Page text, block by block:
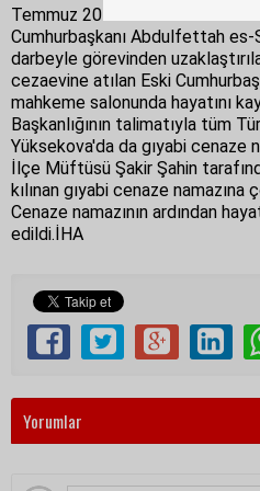
Temmuz 2013'te dönemin
Cumhurbaşkanı Abdulfettah es-
darbeyle görevinden
cezaevine atılan Eski
mahkeme salonunda hayatını
Başkanlığının talimatıyla tüm
Yüksekova'da da gıyabi cenaze
İlçe Müftüsü Şakir Şahin
kılınan gıyabi cenaze namazına
Cenaze namazının ardından
edildi.İHA
Yorumlar